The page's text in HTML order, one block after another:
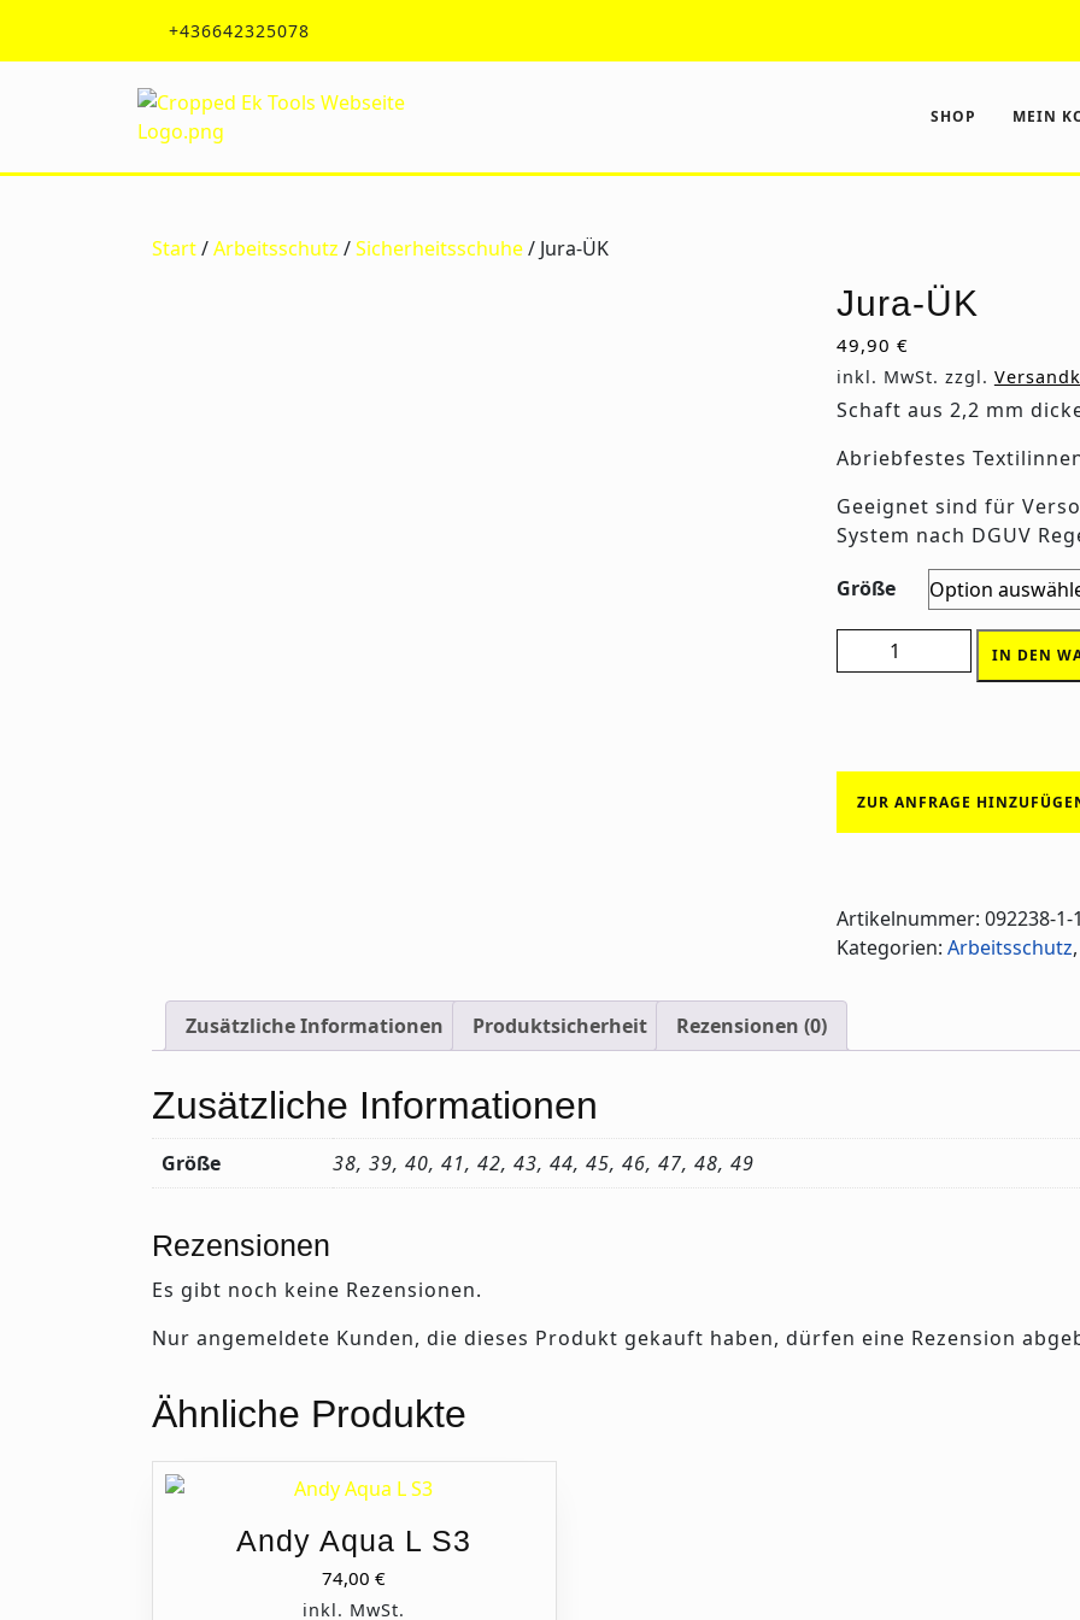
+436642325078
SHOP MEIN
Start/Arbeitsschutz /Sicherheitsschuhe/ Jura-ÜK
Jura-ÜK
49,90 €
inkl. MwSt. zzgl.
Schaft aus 2,2 mm
Abriebfestes
Geeignet sind für
System nach DGUV
Größe
Jura-ÜK Menge IN DEN
ZUR ANFRAGE
Artikelnummer: 092238-1-
Kategorien: Arbeitsschutz
Zusätzliche Informationen Produktsicherheit Rezensionen (0)
Zusätzliche Informationen
Größe 38, 39, 40, 41, 42, 43, 44, 45, 46, 47, 48, 49
Rezensionen
Es gibt noch keine Rezensionen.
Nur angemeldete Kunden, die dieses Produkt gekauft haben, dürfen eine Rezension
Ähnliche Produkte
Andy Aqua L S3
74,00€
inkl. MwSt.